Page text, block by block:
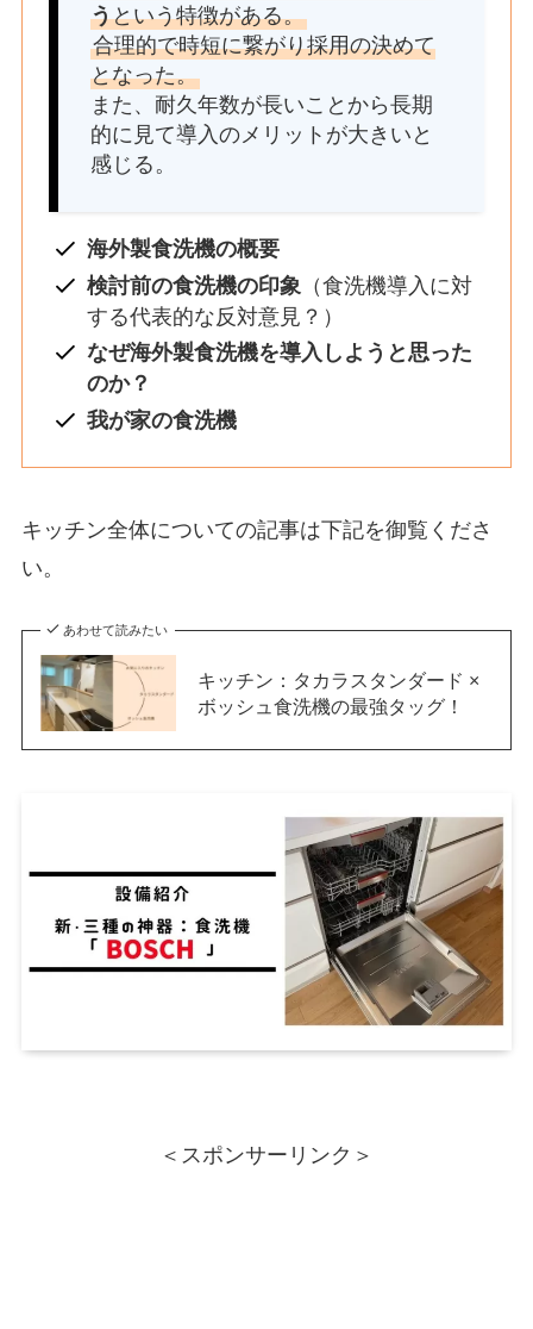
うという特徴がある。
合理的で時短に繋がり採用の決めて
となった。
また、耐久年数が長いことから長期
的に見て導入のメリットが大きいと
感じる。
海外製食洗機の概要
検討前の食洗機の印象 （食洗機導入に対
する代表的な反対意見？）
なぜ海外製食洗機を導入しようと思った
のか？
我が家の食洗機
キッチン全体についての記事は下記を御覧くださ
い。
あわせて読みたい
キッチン：タカラスタンダード ×
ボッシュ食洗機の最強タッグ！
＜スポンサーリンク＞